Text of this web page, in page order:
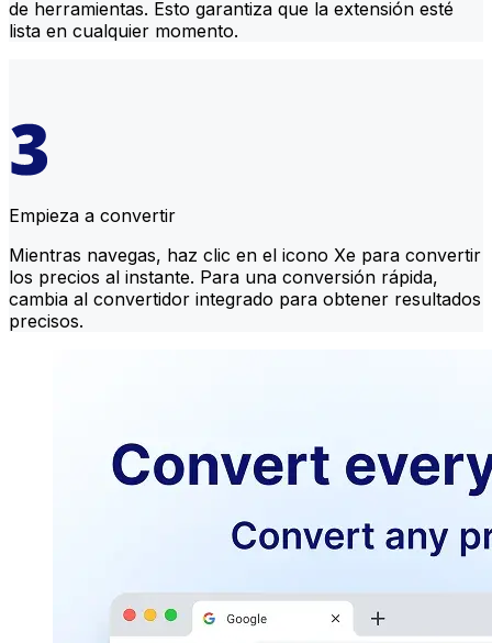
de herramientas. Esto garantiza que la extensión esté
lista en cualquier momento.
Empieza a convertir
Mientras navegas, haz clic en el icono Xe para convertir
los precios al instante. Para una conversión rápida,
cambia al convertidor integrado para obtener resultados
precisos.